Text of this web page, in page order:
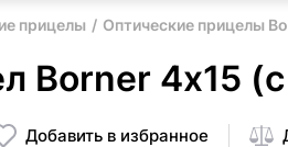
прицелы Оптические прицелы
Borner 4х15
Добавить в избранное